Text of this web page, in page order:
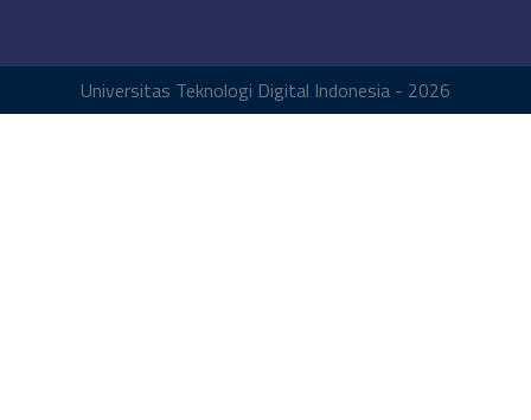
Universitas Teknologi Digital Indonesia - 2026